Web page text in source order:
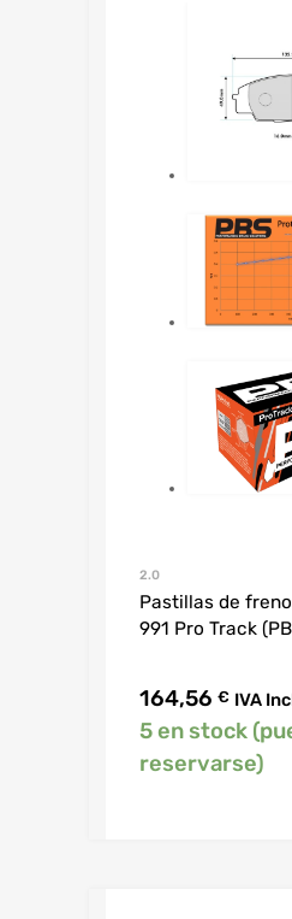
2.0
Pastillas de
991 Pro Track
164,56 € IVA
5 en stock
reservarse)